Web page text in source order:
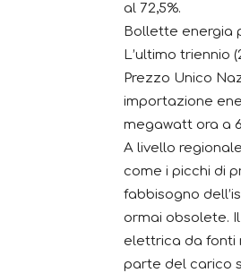
al 72,5%.
Bollette energia
L’ultimo triennio
Prezzo Unico
importazione
megawatt ora a
A livello
come i picchi di
fabbisogno
ormai obsolete.
elettrica da fonti
parte del carico